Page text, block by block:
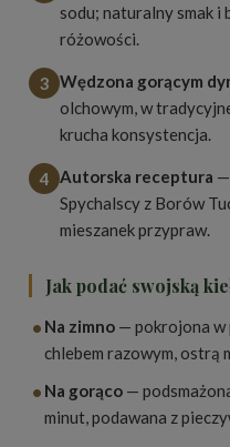
sodu; naturalny smak i
różowości.
3 Wędzona gorącym
olchowym, w
krucha konsystencja.
4 Autorska receptura
Spychalscy z Borów
mieszanek przypraw.
Jak podać swojską
• Na zimno — pokrojona w
chlebem razowym, ostrą
• Na gorąco —
minut, podawana z